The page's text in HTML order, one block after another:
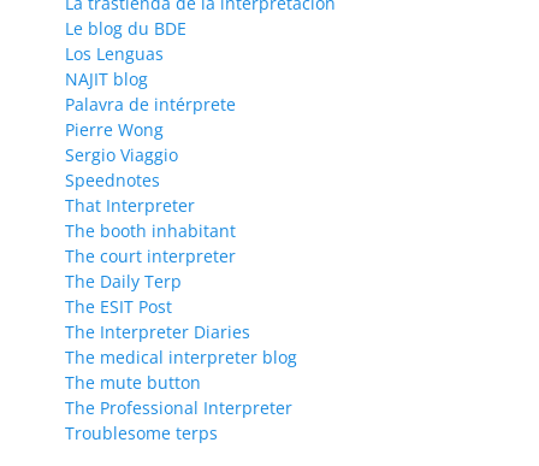
Le blog du BDE
Los Lenguas
NAJIT blog
Palavra de intérprete
Pierre Wong
Sergio Viaggio
Speednotes
That Interpreter
The booth inhabitant
The court interpreter
The Daily Terp
The ESIT Post
The Interpreter Diaries
The medical interpreter blog
The mute button
The Professional Interpreter
Troublesome terps